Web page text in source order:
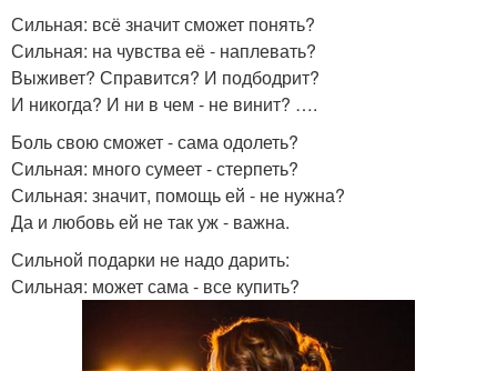
Сильная: всё значит сможет понять?
Сильная: на чувства её - наплевать?
Выживет? Справится? И подбодрит?
И никогда? И ни в чем - не винит? ….
Боль свою сможет - сама одолеть?
Сильная: много сумеет - стерпеть?
Сильная: значит, помощь ей - не нужна?
Да и любовь ей не так уж - важна.
Сильной подарки не надо дарить:
Сильная: может сама - все купить?